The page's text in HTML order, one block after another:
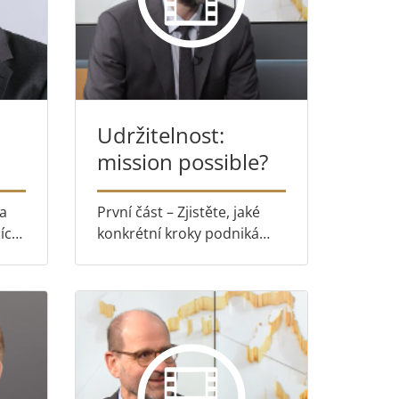
Udržitelnost:
mission possible?
První část – Zjistěte, jaké
konkrétní kroky podniká
Druhá část – Společně s
poradcem pro udržitelnost
u Soudního dvora,
Yorgosem Lappasem, se
podíváme...